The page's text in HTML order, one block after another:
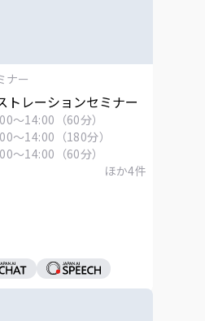
ナー
トレーションセミナー
～14:00（60分）
～14:00（180分）
～14:00（60分）
ほか4件